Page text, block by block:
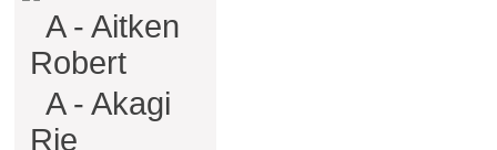
A - Aitken
Robert
A - Akagi
Rie